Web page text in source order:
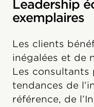
Leadership
exemplaires
Les clients
inégalées et de
Les consultants
tendances de
référence, de